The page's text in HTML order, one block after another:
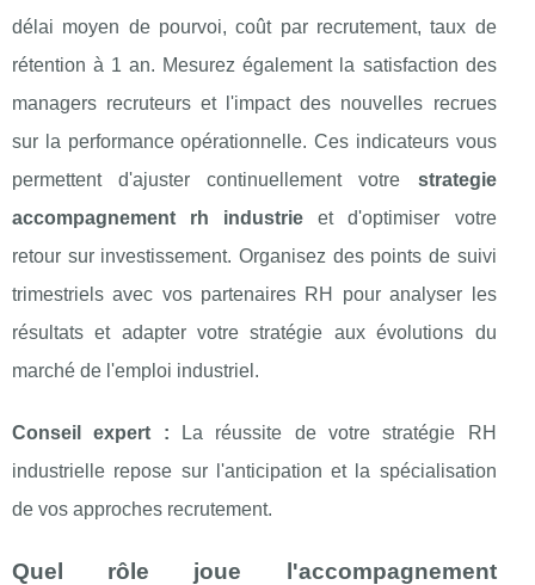
délai moyen de pourvoi, coût par recrutement, taux de
rétention à 1 an. Mesurez également la satisfaction des
managers recruteurs et l'impact des nouvelles recrues
sur la performance opérationnelle. Ces indicateurs vous
permettent d'ajuster continuellement votre strategie
accompagnement rh industrie et d'optimiser votre
retour sur investissement. Organisez des points de suivi
trimestriels avec vos partenaires RH pour analyser les
résultats et adapter votre stratégie aux évolutions du
marché de l'emploi industriel.
Conseil expert : La réussite de votre stratégie RH
industrielle repose sur l'anticipation et la spécialisation
de vos approches recrutement.
Quel rôle joue l'accompagnement